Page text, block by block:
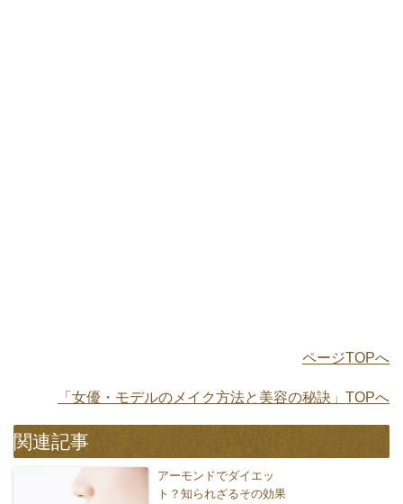
ページTOPへ
「女優・モデルのメイク方法と美容の秘訣」TOPへ
関連記事
アーモンドでダイエッ
ト？知られざるその効果